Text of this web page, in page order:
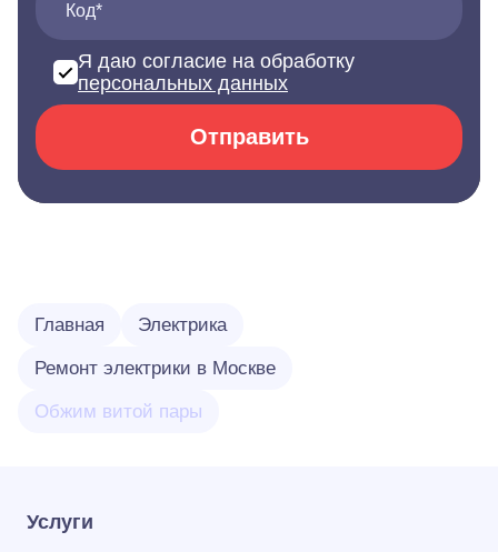
Код*
Я даю согласие на обработку
персональных данных
Отправить
Главная Электрика
Ремонт электрики в Москве
Обжим витой пары
Услуги